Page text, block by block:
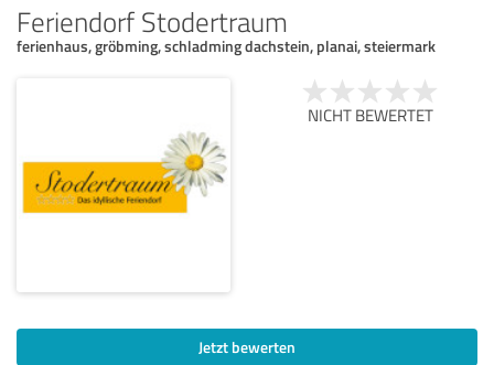
Feriendorf Stodertraum
ferienhaus, gröbming, schladming dachstein, planai, steiermark
NICHT BEWERTET
Jetzt bewerten